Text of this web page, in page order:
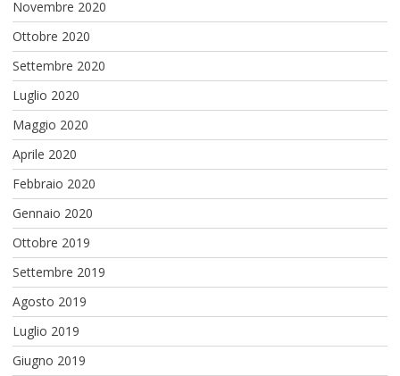
Novembre 2020
Ottobre 2020
Settembre 2020
Luglio 2020
Maggio 2020
Aprile 2020
Febbraio 2020
Gennaio 2020
Ottobre 2019
Settembre 2019
Agosto 2019
Luglio 2019
Giugno 2019